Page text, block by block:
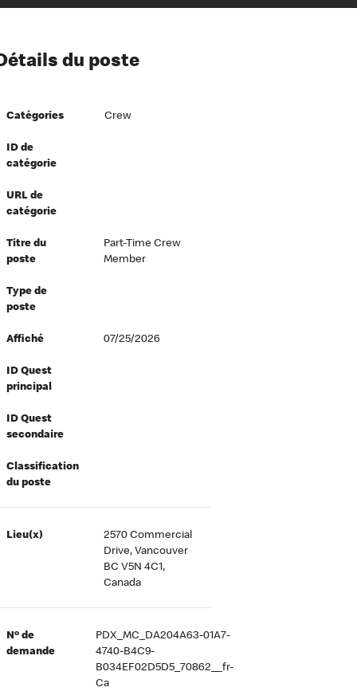
à l’égard de nos employés
directeurs
équité et inclusion
au travail
du poste
Catégories Crew
ID de
catégorie
URL de
catégorie
Titre du
poste
Part-Time Crew
Member
Type de
poste
Affiché 07/25/2026
ID Quest
principal
ID Quest
secondaire
Classification
du poste
Lieu(x)
2570 Commercial
Drive, Vancouver
BC V5N 4C1,
Canada
Nº de
demande
PDX_MC_DA204A63-01A7-
4740-B4C9-
B034EF02D5D5_70862__fr-
Ca